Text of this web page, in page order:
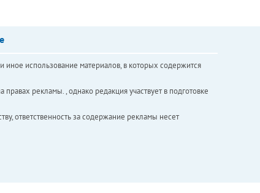
использование материалов, в которых содержится
рекламы. , однако редакция участвует в подготовке
ответственность за содержание рекламы несет